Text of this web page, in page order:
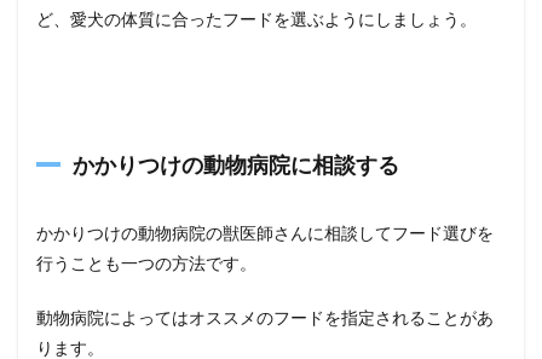
ど、愛犬の体質に合ったフードを選ぶようにしましょう。
かかりつけの動物病院に相談する
かかりつけの動物病院の獣医師さんに相談してフード選びを
行うことも一つの方法です。
動物病院によってはオススメのフードを指定されることがあ
ります。